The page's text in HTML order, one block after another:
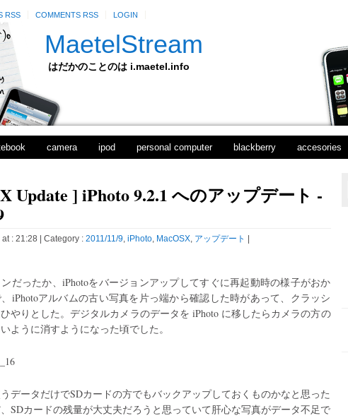
RSS COMMENTS RSS LOGIN
MaetelStream
はだかのことのは i.maetel.info
camera ipod personal computer blackberry accesories
Update ] iPhoto 9.2.1 へのアップデート -
: 21:28 | Category : 2011/11/9, iPhoto, MacOSX, アップデート
だったか、iPhotoをバージョンアップしてすぐに再起動時の様子がおか
iPhotoアルバムの古い写真を片っ端から確認した時があって、クラッシ
やりとした。デジタルカメラのデータを iPhoto に移したらカメラの方の
ように消すようになった頃でした。
データだけでSDカードの方でもバックアップしておくものかなと思った
SDカードの残量が大丈夫だろうと思っていて肝心な写真がデータ不足で
稿